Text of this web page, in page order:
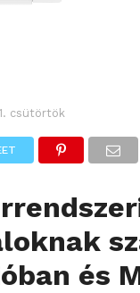
csütörtök
és